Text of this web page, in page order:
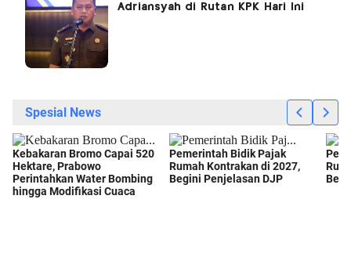
Adriansyah di Rutan KPK Hari Ini